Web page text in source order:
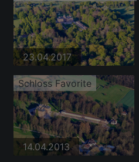
23.04.2017
Schloss Favorite
14.04.2013